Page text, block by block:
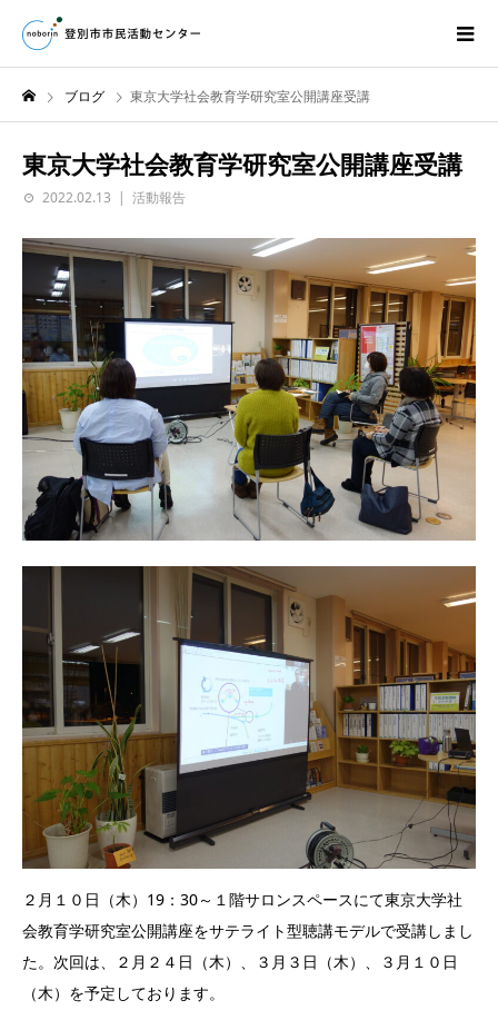
ブログ 東京大学社会教育学研究室公開講座受講
東京大学社会教育学研究室公開講座受講
2022.02.13 活動報告
２月１０日（木）19：30～１階サロンスペースにて東京大学社
会教育学研究室公開講座をサテライト型聴講モデルで受講しまし
た。次回は、２月２４日（木）、３月３日（木）、３月１０日
（木）を予定しております。